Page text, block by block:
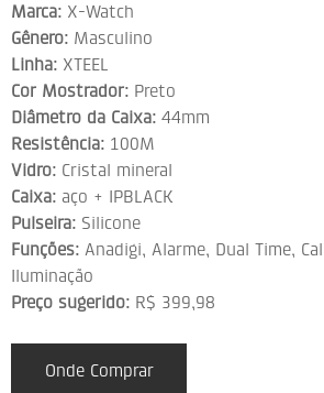
Marca: X-Watch
Gênero: Masculino
Linha: XTEEL
Cor Mostrador: Preto
Diâmetro da Caixa: 44mm
Resistência: 100M
Vidro: Cristal mineral
Caixa: aço + IPBLACK
Pulseira: Silicone
Funções: Anadigi, Alarme, Dual Time,
Iluminação
Preço sugerido: R$ 399,98
Onde Comprar